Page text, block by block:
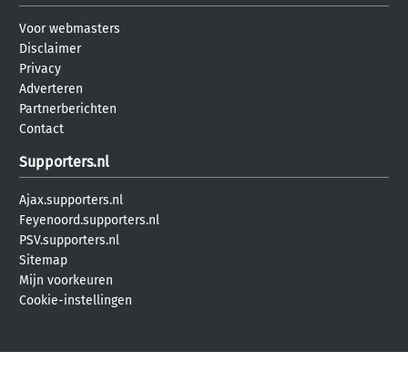
Voor webmasters
Disclaimer
Privacy
Adverteren
Partnerberichten
Contact
Supporters.nl
Ajax.supporters.nl
Feyenoord.supporters.nl
PSV.supporters.nl
Sitemap
Mijn voorkeuren
Cookie-instellingen